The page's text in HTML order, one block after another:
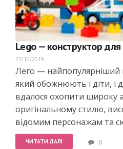
Lego — конструктор для
23/10/2019
Лего — найпопулярніший
який обожнюють і діти, і
вдалося охопити широку
оригінальному стилю,
відомим персонажам та
ЧИТАТИ ДАЛІ 0